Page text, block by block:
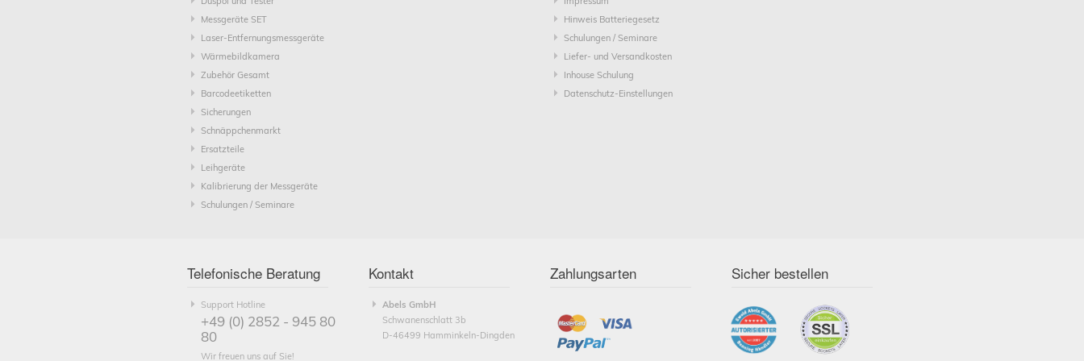
Messgeräte SET
Laser-Entfernungsmessgeräte
Wärmebildkamera
Zubehör Gesamt
Barcodeetiketten
Sicherungen
Schnäppchenmarkt
Ersatzteile
Leihgeräte
Kalibrierung der Messgeräte
Schulungen / Seminare
Hinweis Batteriegesetz
Schulungen / Seminare
Liefer- und Versandkosten
Inhouse Schulung
Datenschutz-Einstellungen
Telefonische Beratung
Support Hotline
+49 (0) 2852 - 945 80
80
Wir freuen uns auf Sie!
Kontakt
Abels GmbH
Schwanenschlatt 3b
D-46499 Hamminkeln-Dingden
Zahlungsarten Sicher bestellen